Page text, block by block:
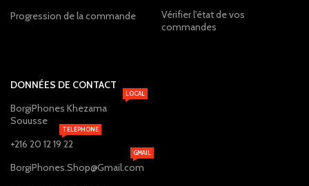
Progression de la commande
Vérifier l'état de vos
commandes
DONNÉES DE CONTACT
BorgiPhones Khezama
Souusse
LOCAL
+216 20 12 19 22
TELEPHONE
BorgiPhones.Shop@Gmail.com
GMAIL